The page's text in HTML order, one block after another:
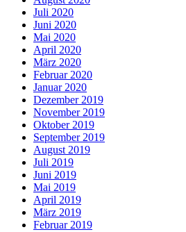
Juli 2020
Juni 2020
Mai 2020
April 2020
März 2020
Februar 2020
Januar 2020
Dezember 2019
November 2019
Oktober 2019
September 2019
August 2019
Juli 2019
Juni 2019
Mai 2019
April 2019
März 2019
Februar 2019